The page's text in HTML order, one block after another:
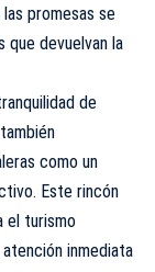
promesas se
que devuelvan la
de
como un
Este rincón
el turismo
inmediata